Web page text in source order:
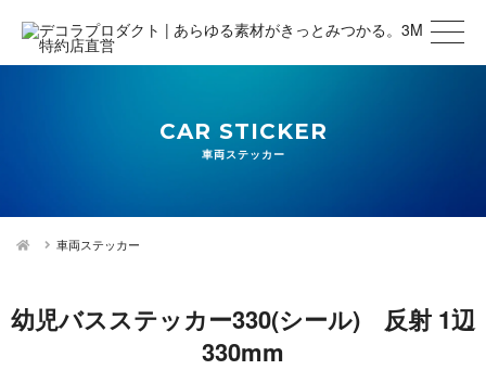
CAR STICKER
車両ステッカー
車両ステッカー
幼児バスステッカー330(シール) 反射 1辺
330mm